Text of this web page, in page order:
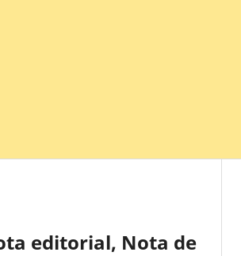
editorial, Nota de